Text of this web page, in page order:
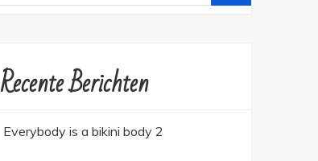
Recente Berichten
Everybody is a bikini body 2